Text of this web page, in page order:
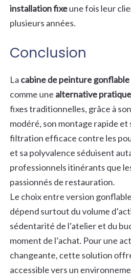
installation fixeune fois leur
plusieurs années.
Conclusion
La cabine de peinture gonflable
comme une alternative pratique
fixes traditionnelles, grâce à
modéré, son montage rapide et
filtration efficace contre les
et sa polyvalence séduisent
professionnels itinérants que
passionnés de restauration.
Le choix entre version
dépend surtout du volume
sédentarité de l’atelier et du
moment de l’achat. Pour une
changeante, cette solution
accessible vers un